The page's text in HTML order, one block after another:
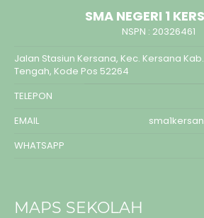
SMA NEGERI 1
NSPN : 20326461
Jalan Stasiun Kersana, Kec. Kersana
Tengah, Kode Pos 52264
TELEPON
EMAIL
WHATSAPP
MAPS SEKOLAH